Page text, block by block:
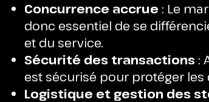
Concurrence accrue : Le
donc essentiel de se
et du service.
Sécurité des transactions :
est sécurisé pour protéger les
Logistique et gestion des